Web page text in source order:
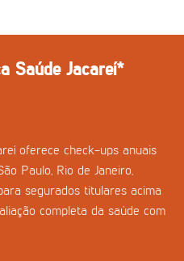
Saúde Jacareí*
oferece check-ups anuais
Paulo, Rio de Janeiro,
segurados titulares acima
completa da saúde com